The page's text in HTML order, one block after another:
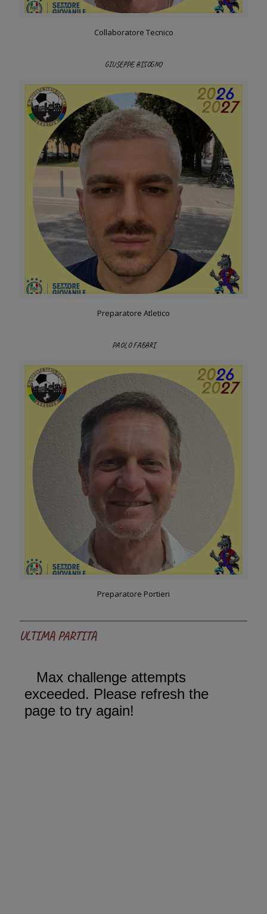
Collaboratore Tecnico
GIUSEPPE BISOGNO
Preparatore Atletico
PAOLO FABBRI
Preparatore Portieri
ULTIMA PARTITA